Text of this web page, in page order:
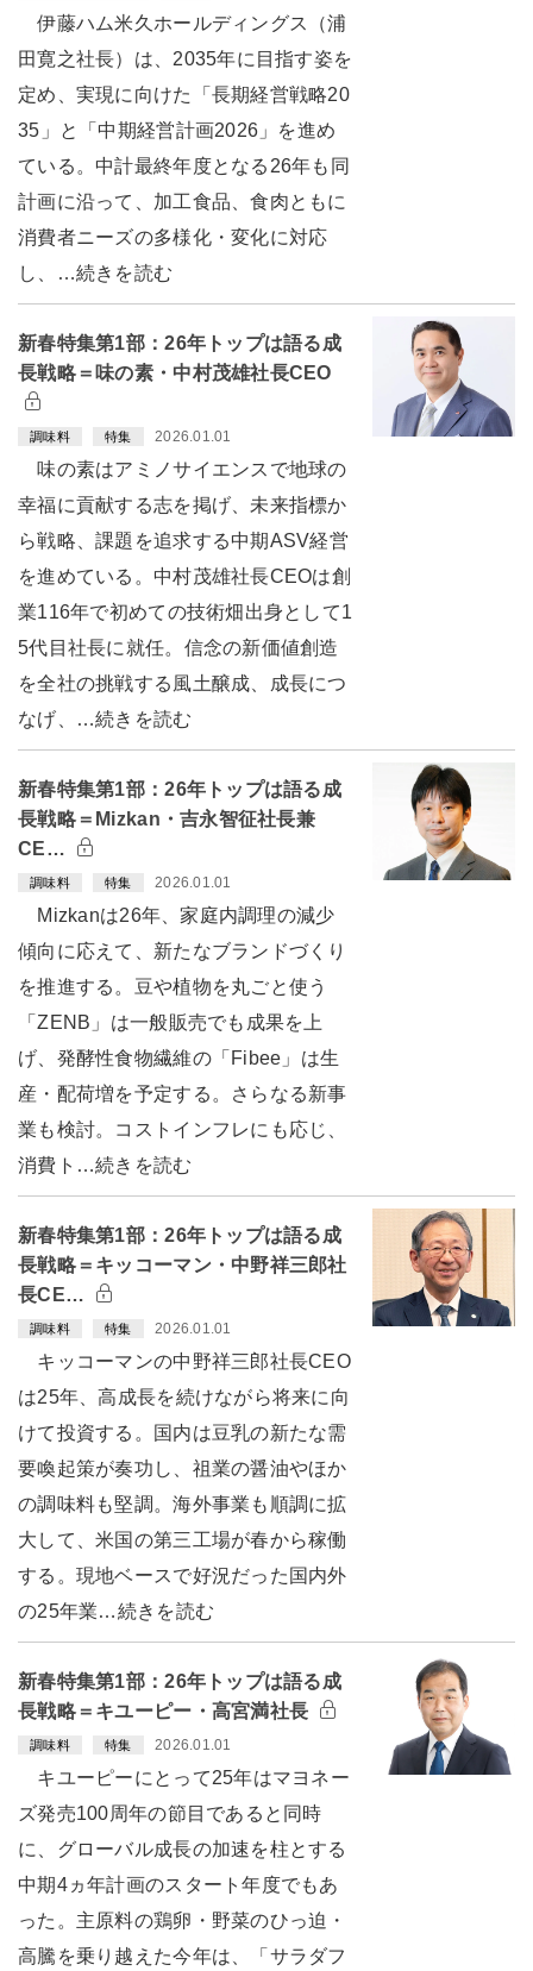
伊藤ハム米久ホールディングス（浦
田寛之社長）は、2035年に目指す姿を
定め、実現に向けた「長期経営戦略20
35」と「中期経営計画2026」を進め
ている。中計最終年度となる26年も同
計画に沿って、加工食品、食肉ともに
消費者ニーズの多様化・変化に対応
し、…続きを読む
新春特集第1部：26年トップは語る成
長戦略＝味の素・中村茂雄社長CEO
調味料 特集 2026.01.01
味の素はアミノサイエンスで地球の
幸福に貢献する志を掲げ、未来指標か
ら戦略、課題を追求する中期ASV経営
を進めている。中村茂雄社長CEOは創
業116年で初めての技術畑出身として1
5代目社長に就任。信念の新価値創造
を全社の挑戦する風土醸成、成長につ
なげ、…続きを読む
新春特集第1部：26年トップは語る成
長戦略＝Mizkan・吉永智征社長兼
CE…
調味料 特集 2026.01.01
Mizkanは26年、家庭内調理の減少
傾向に応えて、新たなブランドづくり
を推進する。豆や植物を丸ごと使う
「ZENB」は一般販売でも成果を上
げ、発酵性食物繊維の「Fibee」は生
産・配荷増を予定する。さらなる新事
業も検討。コストインフレにも応じ、
消費ト…続きを読む
新春特集第1部：26年トップは語る成
長戦略＝キッコーマン・中野祥三郎社
長CE…
調味料 特集 2026.01.01
キッコーマンの中野祥三郎社長CEO
は25年、高成長を続けながら将来に向
けて投資する。国内は豆乳の新たな需
要喚起策が奏功し、祖業の醤油やほか
の調味料も堅調。海外事業も順調に拡
大して、米国の第三工場が春から稼働
する。現地ベースで好況だった国内外
の25年業…続きを読む
新春特集第1部：26年トップは語る成
長戦略＝キユーピー・高宮満社長
調味料 特集 2026.01.01
キユーピーにとって25年はマヨネー
ズ発売100周年の節目であると同時
に、グローバル成長の加速を柱とする
中期4ヵ年計画のスタート年度でもあ
った。主原料の鶏卵・野菜のひっ迫・
高騰を乗り越えた今年は、「サラダフ